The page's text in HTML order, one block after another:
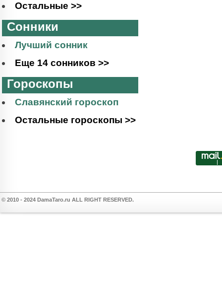
Остальные >>
Сонники
Лучший сонник
Еще 14 сонников >>
Гороскопы
Славянский гороскоп
Остальные гороскопы >>
© 2010 - 2024 DamaTaro.ru ALL RIGHT RESERVED.